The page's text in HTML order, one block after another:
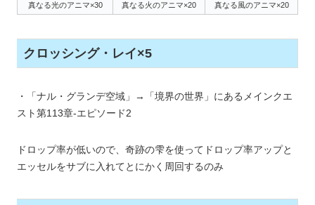
真なる光のアニマ×30 真なる火のアニマ×20 真なる風のアニマ×20
クロッシング・レイ×5
・「ナル・グランデ空域」→「境界の世界」にあるメインクエ
スト第113章-エピソード2
ドロップ率が低いので、奇跡の雫を使ってドロップ率アップと
エッセルをサブに入れてとにかく周回するのみ